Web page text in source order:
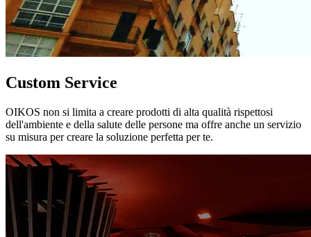
Custom Service
OIKOS non si limita a creare prodotti di alta qualità rispettosi
dell'ambiente e della salute delle persone ma offre anche un servizio
su misura per creare la soluzione perfetta per te.